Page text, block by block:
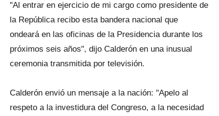
"Al entrar en ejercicio de mi cargo como presidente de
la República recibo esta bandera nacional que
ondeará en las oficinas de la Presidencia durante los
próximos seis años", dijo Calderón en una inusual
ceremonia transmitida por televisión.
Calderón envió un mensaje a la nación: "Apelo al
respeto a la investidura del Congreso, a la necesidad